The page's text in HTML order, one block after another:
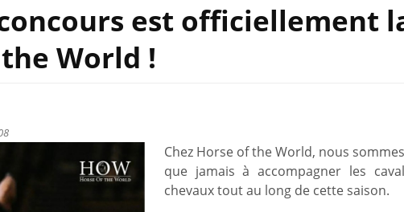
est officiellement
World !
Chez Horse of the World, nous
que jamais à accompagner les
chevaux tout au long de cette saison.